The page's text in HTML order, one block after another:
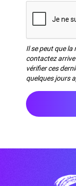
Il se peut que la
contactez
vérifier ces
quelques jours